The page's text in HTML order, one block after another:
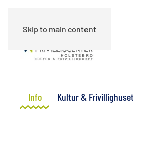
Skip to main content
Info Kultur & Frivillighuset